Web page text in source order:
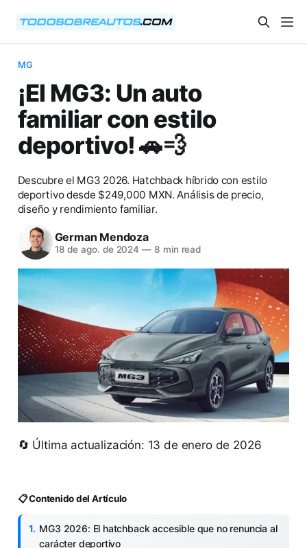
MG
¡El MG3: Un auto
familiar con estilo
deportivo! 🚗💨
Descubre el MG3 2026. Hatchback híbrido con estilo
deportivo desde $249,000 MXN. Análisis de precio,
diseño y rendimiento familiar.
German Mendoza
18 de ago. de 2024 — 8 min read
🔄 Última actualización: 13 de enero de 2026
📋 Contenido del Artículo
MG3 2026: El hatchback accesible que no renuncia al
carácter deportivo